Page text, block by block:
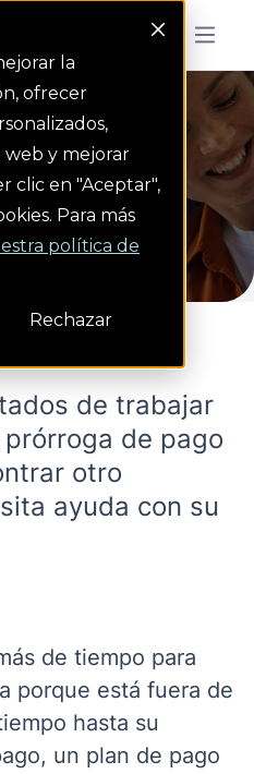
la
ofrecer
web y mejorar
clic en "Aceptar",
Para más
política de
Rechazar
Menu
pagar su factura,
de trabajar
de pago
otro
ayuda con su
de tiempo para
porque está fuera de
hasta su
un plan de pago